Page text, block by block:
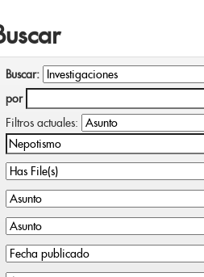
Buscar:
por
Filtros actuales: